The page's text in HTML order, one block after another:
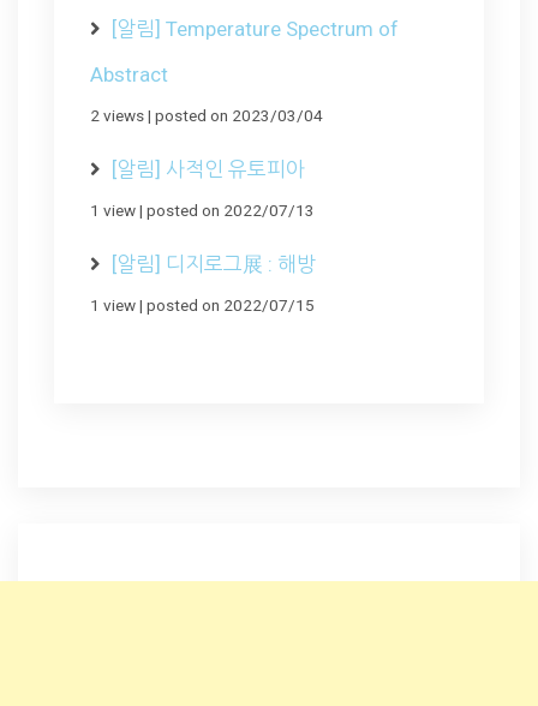
[알림] Temperature Spectrum of
Abstract
2 views| posted on 2023/03/04
[알림] 사적인 유토피아
1 view| posted on 2022/07/13
[알림] 디지로그展 : 해방
1 view| posted on 2022/07/15